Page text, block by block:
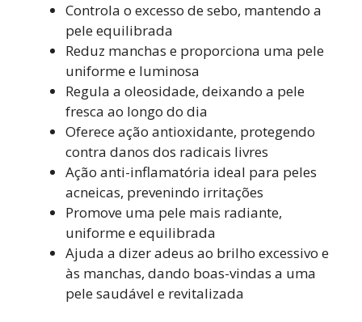
Controla o excesso de sebo, mantendo a
pele equilibrada
Reduz manchas e proporciona uma pele
uniforme e luminosa
Regula a oleosidade, deixando a pele
fresca ao longo do dia
Oferece ação antioxidante, protegendo
contra danos dos radicais livres
Ação anti-inflamatória ideal para peles
acneicas, prevenindo irritações
Promove uma pele mais radiante,
uniforme e equilibrada
Ajuda a dizer adeus ao brilho excessivo e
às manchas, dando boas-vindas a uma
pele saudável e revitalizada